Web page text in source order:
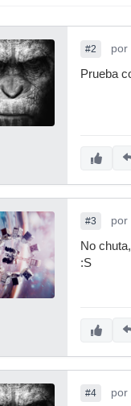
#2 por
Prueba
#3 por
No
:S
#4 por